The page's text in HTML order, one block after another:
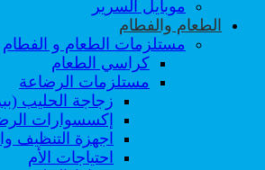
موبايل السرير
الطعام والفطام
مستلزمات الطعام و الفطام
كراسي الطعام
مستلزمات الرضاعة
زجاجة الحليب
إكسسوارات
اجهزة التنظيف
احتياجات الأم